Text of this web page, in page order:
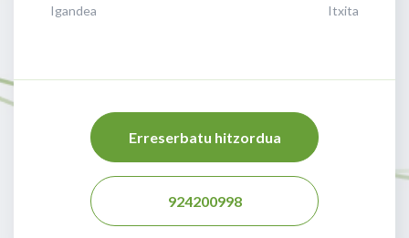
Igandea
Itxita
Erreserbatu hitzordua
924200998